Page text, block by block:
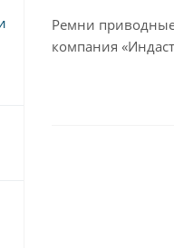
Ремни
компания